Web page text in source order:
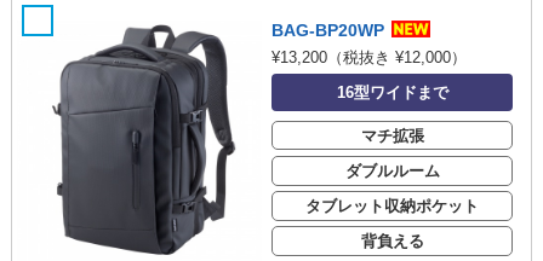
BAG-BP20WP
¥13,200 （税抜き ¥12,000）
16型ワイドまで
マチ拡張
ダブルルーム
タブレット収納ポケット
背負える